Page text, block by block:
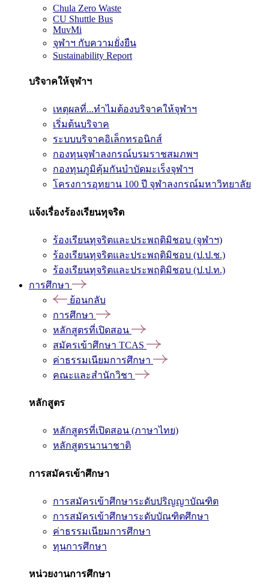
Chula Zero Waste
CU Shuttle Bus
MuvMi
จุฬาฯ กับความยั่งยืน
Sustainability Report
บริจาคให้จุฬาฯ
เหตุผลที่...ทำไมต้องบริจาคให้จุฬาฯ
เริ่มต้นบริจาค
ระบบบริจาคอิเล็กทรอนิกส์
กองทุนจุฬาลงกรณ์บรมราชสมภพฯ
กองทุนภูมิคุ้มกันบำบัดมะเร็งจุฬาฯ
โครงการอุทยาน 100 ปี จุฬาลงกรณ์มหาวิทยาลัย
แจ้งเรื่องร้องเรียนทุจริต
ร้องเรียนทุจริตและประพฤติมิชอบ (จุฬาฯ)
ร้องเรียนทุจริตและประพฤติมิชอบ (ป.ป.ช.)
ร้องเรียนทุจริตและประพฤติมิชอบ (ป.ป.ท.)
การศึกษา
ย้อนกลับ
การศึกษา
หลักสูตรที่เปิดสอน
สมัครเข้าศึกษา TCAS
ค่าธรรมเนียมการศึกษา
คณะและสำนักวิชา
หลักสูตร
หลักสูตรที่เปิดสอน (ภาษาไทย)
หลักสูตรนานาชาติ
การสมัครเข้าศึกษา
การสมัครเข้าศึกษาระดับปริญญาบัณฑิต
การสมัครเข้าศึกษาระดับบัณฑิตศึกษา
ค่าธรรมเนียมการศึกษา
ทุนการศึกษา
หน่วยงานการศึกษา